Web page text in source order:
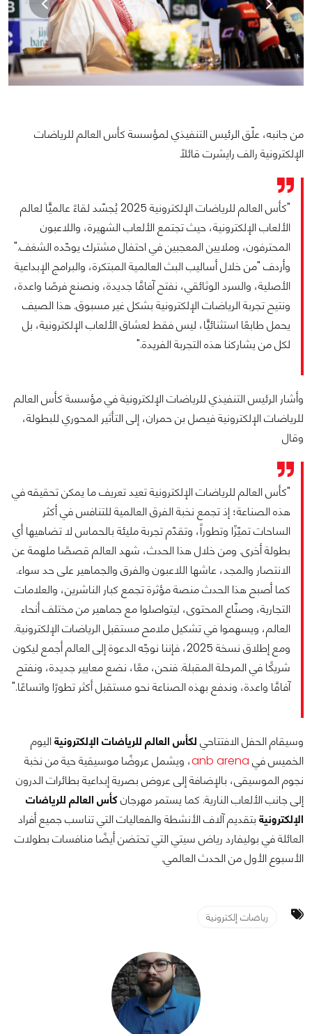
من جانبه، علّق الرئيس التنفيذي لمؤسسة كأس العالم للرياضات
الإلكترونية رالف رايشرت قائلًا
"كأس العالم للرياضات الإلكترونية 2025 يُجسّد لقاءً عالميًّا لعالم
الألعاب الإلكترونية، حيث تجتمع الألعاب الشهيرة، واللاعبون
المحترفون، وملايين المعجبين في احتفال مشترك يوحّده الشغف."
وأردف "من خلال أساليب البث العالمية المبتكرة، والبرامج الإبداعية
الأصلية، والسرد الوثائقي، نفتح آفاقًا جديدة، ونصنع فرصًا واعدة،
ونتيح تجربة الرياضات الإلكترونية بشكل غير مسبوق. هذا الصيف
يحمل طابعًا استثنائيًّا، ليس فقط لعشاق الألعاب الإلكترونية، بل
لكل من يشاركنا هذه التجربة الفريدة."
وأشار الرئيس التنفيذي للرياضات الإلكترونية في مؤسسة كأس العالم
للرياضات الإلكترونية فيصل بن حمران، إلى التأثير المحوري للبطولة،
وقال
"كأس العالم للرياضات الإلكترونية تعيد تعريف ما يمكن تحقيقه في
هذه الصناعة؛ إذ تجمع نخبة الفرق العالمية للتنافس في أكثر
الساحات تميّزًا وتطوراً، وتقدّم تجربة مليئة بالحماس لا تضاهيها أي
بطولة أخرى. ومن خلال هذا الحدث، شهد العالم قصصًا ملهمة عن
الانتصار والمجد، عاشها اللاعبون والفرق والجماهير على حد سواء.
كما أصبح هذا الحدث منصة مؤثرة تجمع كبار الناشرين، والعلامات
التجارية، وصنّاع المحتوى، ليتواصلوا مع جماهير من مختلف أنحاء
العالم، ويسهموا في تشكيل ملامح مستقبل الرياضات الإلكترونية.
ومع إطلاق نسخة 2025، فإننا نوجّه الدعوة إلى العالم أجمع ليكون
شريكًا في المرحلة المقبلة. فنحن، معًا، نضع معايير جديدة، ونفتح
آفاقًا واعدة، وندفع بهذه الصناعة نحو مستقبل أكثر تطورًا واتساعًا."
وسيقام الحفل الافتتاحي لكأس العالم للرياضات الإلكترونيةاليوم
الخميس في
، ويشمل عروضًا موسيقية حية من نخبة
نجوم الموسيقى، بالإضافة إلى عروض بصرية إبداعية بطائرات الدرون
إلى جانب الألعاب النارية. كما يستمر مهرجانكأس العالم للرياضات
الإلكترونية بتقديم آلاف الأنشطة والفعاليات التي تناسب جميع أفراد
العائلة في بوليفارد رياض سيتي التي تحتضن أيضًا منافسات بطولات
الأسبوع الأول من الحدث العالمي.
رياضات إلكترونية